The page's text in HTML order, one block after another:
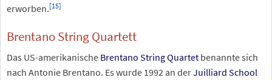
erworben.[15]
Brentano String Quartett
Das US-amerikanische Brentano String Quartet benannte sich
nach Antonie Brentano. Es wurde 1992 an derJuilliard School